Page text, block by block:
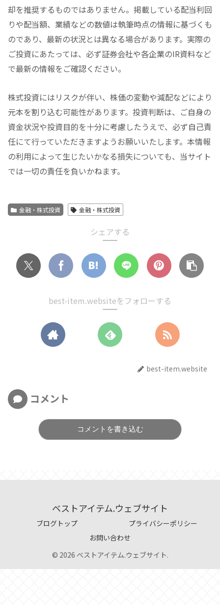
却を推奨するものではありません。掲載している配当利回
りや配当額、業績などの数値は執筆時点の情報に基づくも
のであり、最新の状況とは異なる場合があります。実際の
ご投資にあたっては、必ず証券会社や各企業のIR資料など
で最新の情報をご確認ください。
株式投資にはリスクが伴い、株価の変動や減配などにより
元本を割り込む可能性があります。投資判断は、ご自身の
資金状況や投資目的を十分に考慮したうえで、必ず自己責
任にて行っていただきますようお願いいたします。本情報
の利用によって生じたいかなる損失についても、当サイト
では一切の責任を負いかねます。
金融・株式投資 金融・株式投資
シェアする
best-item.websiteをフォローする
best-item.website
コメント
コメントを書き込む
ベストアイテム.ウェブサイト
ブログトップ
プライバシーポリシー
お問い合わせ
© 2026 ベストアイテム.ウェブサイト.